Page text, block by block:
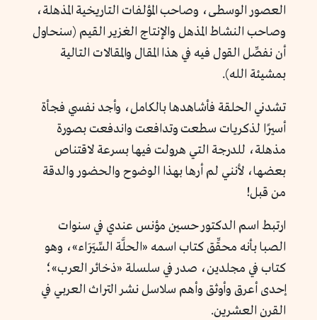
العصور الوسطى، وصاحب المؤلفات التاريخية المذهلة،
وصاحب النشاط المذهل والإنتاج الغزير القيم (سنحاول
أن نفصِّل القول فيه في هذا المقال والمقالات التالية
بمشيئة الله).
تشدني الحلقة فأشاهدها بالكامل، وأجد نفسي فجأة
أسيرًا لذكريات سطعت وتدافعت واندفعت بصورة
مذهلة، للدرجة التي هرولت فيها بسرعة لاقتناص
بعضها، لأنني لم أرها بهذا الوضوح والحضور والدقة
من قبل!
ارتبط اسم الدكتور حسين مؤنس عندي في سنوات
الصبا بأنه محقِّق كتاب اسمه «الحلَّة السِّيَرَاء»، وهو
كتاب في مجلدين، صدر في سلسلة «ذخائر العرب»؛
إحدى أعرق وأوثق وأهم سلاسل نشر التراث العربي في
القرن العشرين.